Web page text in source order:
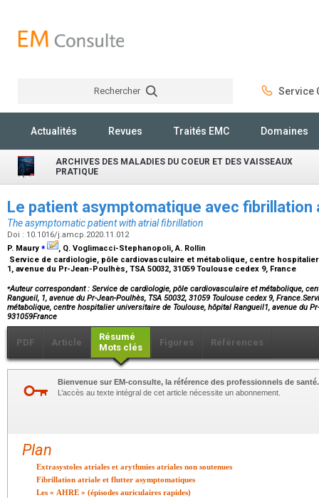
Rechercher Service
Actualités Revues Traités EMC Domaines
ARCHIVES DES MALADIES DU COEUR ET DES VAISSEAUX
PRATIQUE
Le patient asymptomatique avec
The asymptomatic patient with atrial fibrillation
Doi : 10.1016/j.amcp.2020.11.012
P. Maury ⁎
, Q. Voglimacci-Stephanopoli, A. Rollin
Service de cardiologie, pôle cardiovasculaire et métabolique, centre
1, avenue du Pr-Jean-Poulhès, TSA 50032, 31059 Toulouse cedex 9, France
⁎Auteur correspondant : Service de cardiologie, pôle cardiovasculaire et métabolique,
Rangueil, 1, avenue du Pr-Jean-Poulhès, TSA 50032, 31059 Toulouse cedex 9,
métabolique, centre hospitalier universitaire de Toulouse, hôpital Rangueil1, avenue du
931059France
PDF Article
Résumé
Mots clés
Figures Références
Bienvenue sur EM-consulte, la référence des professionnels de santé.
L’accès au texte intégral de cet article nécessite un abonnement.
Plan
Extrasystoles atriales et arythmies atriales non soutenues
Fibrillation atriale et flutter asymptomatiques
Les « AHRE » (épisodes auriculaires rapides)